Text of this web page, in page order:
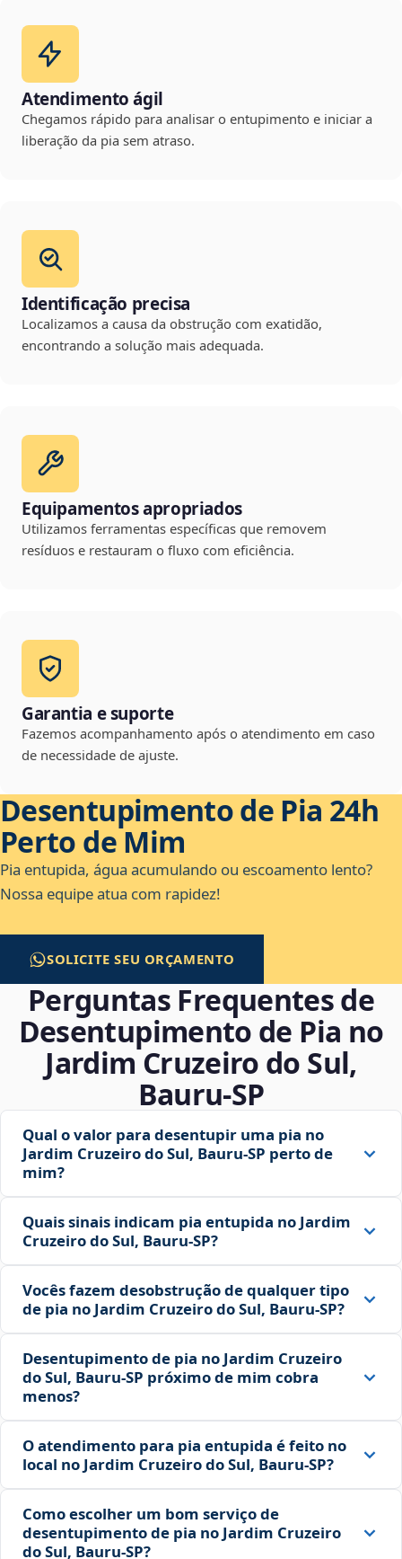
Atendimento ágil
Chegamos rápido para analisar o entupimento e iniciar a
liberação da pia sem atraso.
Identificação precisa
Localizamos a causa da obstrução com exatidão,
encontrando a solução mais adequada.
Equipamentos apropriados
Utilizamos ferramentas específicas que removem
resíduos e restauram o fluxo com eficiência.
Garantia e suporte
Fazemos acompanhamento após o atendimento em caso
de necessidade de ajuste.
Desentupimento de Pia 24h
Perto de Mim
Pia entupida, água acumulando ou escoamento lento?
Nossa equipe atua com rapidez!
SOLICITE SEU ORÇAMENTO
Perguntas Frequentes de
Desentupimento de Pia no
Jardim Cruzeiro do Sul,
Bauru‑SP
Qual o valor para desentupir uma pia no
Jardim Cruzeiro do Sul, Bauru‑SP perto de
mim?
Quais sinais indicam pia entupida no Jardim
Cruzeiro do Sul, Bauru‑SP?
Vocês fazem desobstrução de qualquer tipo
de pia no Jardim Cruzeiro do Sul, Bauru‑SP?
Desentupimento de pia no Jardim Cruzeiro
do Sul, Bauru‑SP próximo de mim cobra
menos?
O atendimento para pia entupida é feito no
local no Jardim Cruzeiro do Sul, Bauru‑SP?
Como escolher um bom serviço de
desentupimento de pia no Jardim Cruzeiro
do Sul, Bauru‑SP?